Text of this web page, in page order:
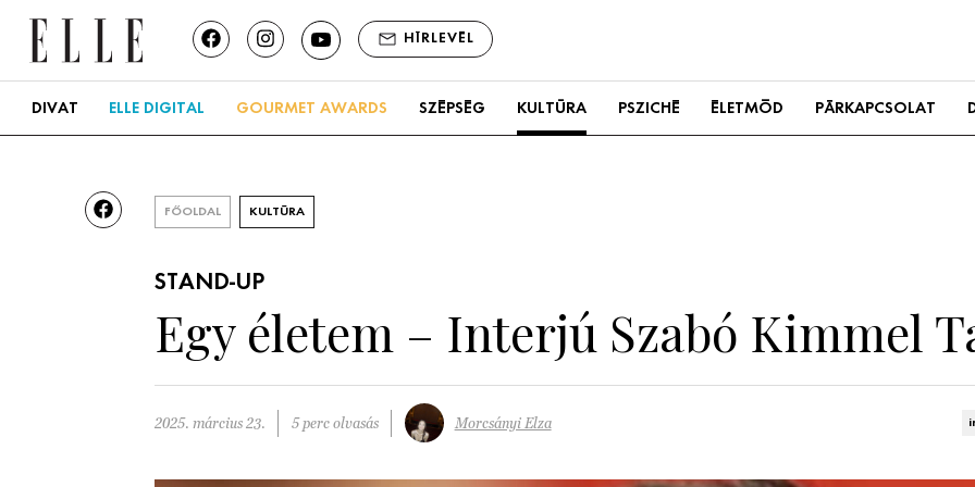
HÍRLEVÉL
DIVAT ELLE DIGITAL GOURMET AWARDS SZÉPSÉG KULTÚRA PSZICHÉ ÉLETMÓD PÁRKAPCSOLAT
FŐOLDAL KULTÚRA
STAND-UP
Egy életem – Interjú Szabó Kimmel
2025. március 23. 5 perc olvasás Morcsányi Elza